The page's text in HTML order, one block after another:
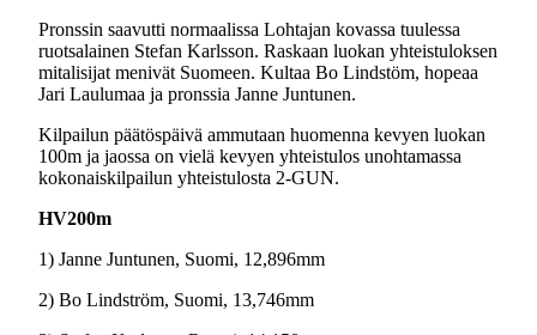
Pronssin saavutti normaalissa Lohtajan kovassa tuulessa
ruotsalainen Stefan Karlsson. Raskaan luokan yhteistuloksen
mitalisijat menivät Suomeen. Kultaa Bo Lindstöm, hopeaa
Jari Laulumaa ja pronssia Janne Juntunen.
Kilpailun päätöspäivä ammutaan huomenna kevyen luokan
100m ja jaossa on vielä kevyen yhteistulos unohtamassa
kokonaiskilpailun yhteistulosta 2-GUN.
HV200m
1) Janne Juntunen, Suomi, 12,896mm
2) Bo Lindström, Suomi, 13,746mm